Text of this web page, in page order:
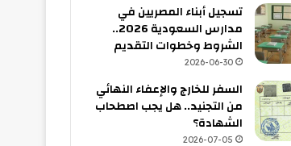
تسجيل أبناء المصريين في
مدارس السعودية 2026..
الشروط وخطوات التقديم
2026-06-30
السفر للخارج والإعفاء النهائي
من التجنيد.. هل يجب اصطحاب
الشهادة؟
2026-07-05